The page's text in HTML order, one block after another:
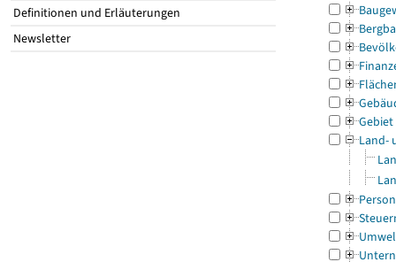
Definitionen und Erläuterungen
Newsletter
Gebiet
Land-